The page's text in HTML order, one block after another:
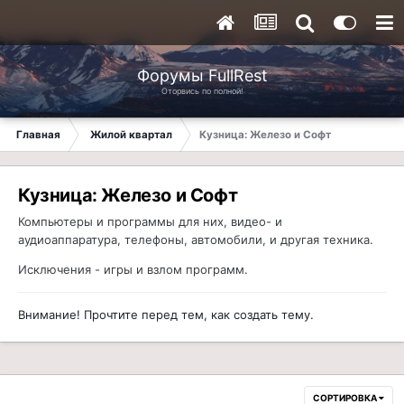
Форумы FullRest
Оторвись по полной!
Главная Жилой квартал Кузница: Железо и Софт
Кузница: Железо и Софт
Компьютеры и программы для них, видео- и
аудиоаппаратура, телефоны, автомобили, и другая техника.
Исключения - игры и взлом программ.
Внимание! Прочтите перед тем, как создать тему.
СОРТИРОВКА